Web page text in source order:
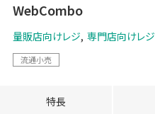
WebCombo
量販店向けレジ 専門店向けレジ
流通小売
特長